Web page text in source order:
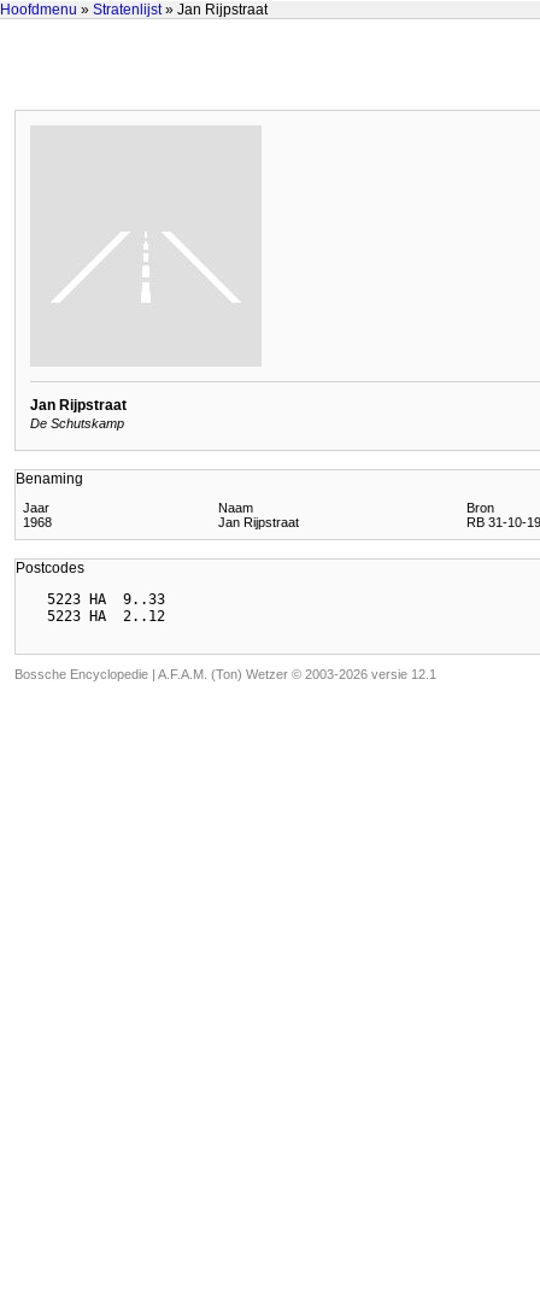
Hoofdmenu » Stratenlijst» Jan Rijpstraat
Jan Rijpstraat
De Schutskamp
Benaming
Jaar Naam
Bron
1968
Jan Rijpstraat RB 31-10-
Postcodes
  5223 HA  9..33
Bossche Encyclopedie | A.F.A.M. (Ton) Wetzer © 2003-2026 versie 12.1